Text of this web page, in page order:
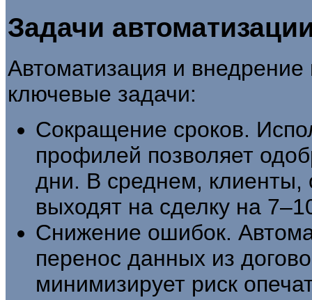
Задачи
Автоматизация и
ключевые задачи:
Сокращение сроков.
профилей позволяет
дни. В среднем,
выходят на сделку на
Снижение ошибок.
перенос данных из
минимизирует риск